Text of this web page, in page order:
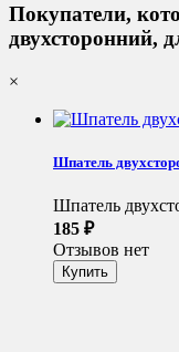
Покупатели,
двухсторонний,
×
Шпатель
Шпатель
185 ₽
Отзывов нет